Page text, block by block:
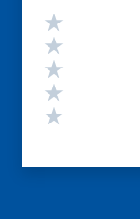
Valutazione